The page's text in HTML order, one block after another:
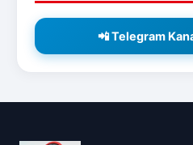
📲 Telegram